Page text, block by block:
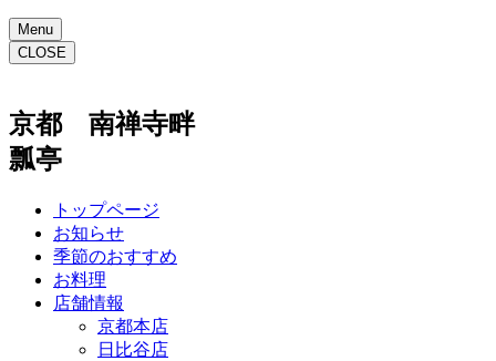
Menu
CLOSE
京都 南禅寺畔
瓢亭
トップページ
お知らせ
季節のおすすめ
お料理
店舗情報
京都本店
日比谷店